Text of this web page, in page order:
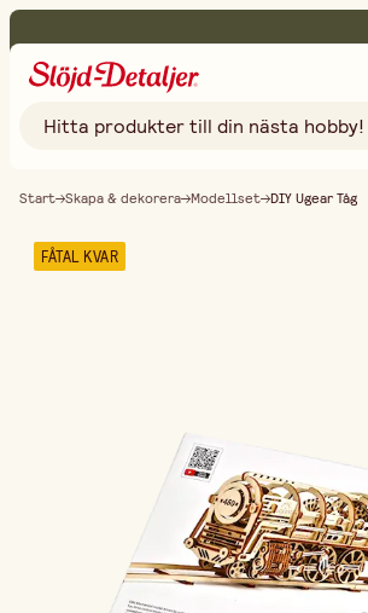
Start Skapa & dekorera Modellset DIY Ugear Tåg
FÅTAL KVAR